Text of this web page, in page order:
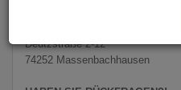
Müller Reisen Wilhelm Müller
Deutzstraße 2-12
74252 Massenbachhausen